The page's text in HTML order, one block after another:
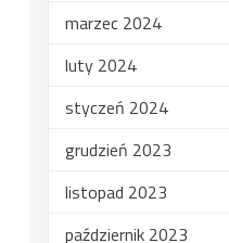
marzec 2024
luty 2024
styczeń 2024
grudzień 2023
listopad 2023
październik 2023